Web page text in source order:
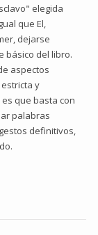
elegida
que El,
dejarse
básico del libro.
aspectos
y
que basta con
palabras
definitivos,